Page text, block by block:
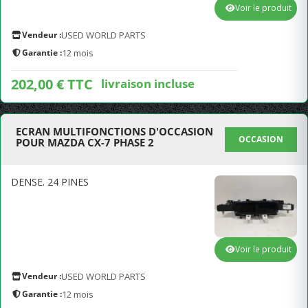
Vendeur :USED WORLD PARTS
Garantie :12 mois
202,00 € TTC livraison incluse
Voir le produit
ECRAN MULTIFONCTIONS D'OCCASION
POUR MAZDA CX-7 PHASE 2
OCCASION
DENSE. 24 PINES
Vendeur :USED WORLD PARTS
Garantie :12 mois
Voir le produit